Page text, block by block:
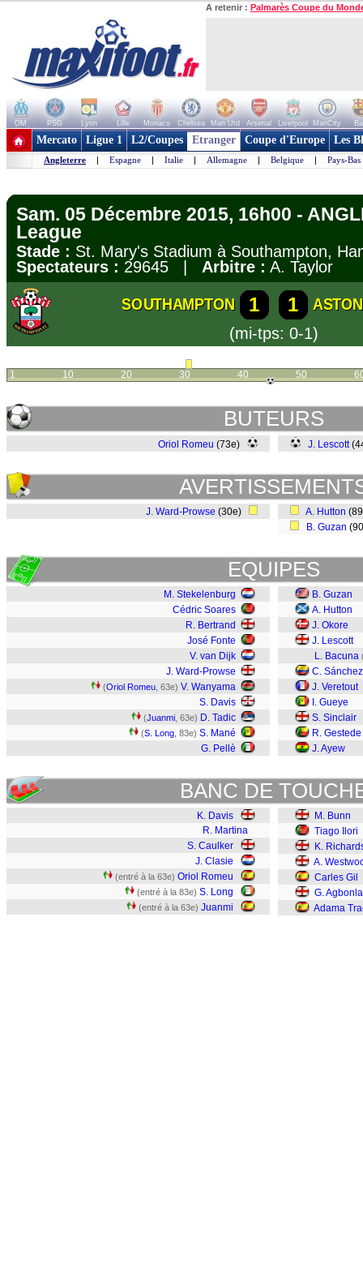
A retenir : Palmarès Coupe du
OM PSG Lyon Lille Monaco Chelsea Man Utd Arsenal Liverpool ManCity
+ de clubs
Mercato Ligue 1 L2/Coupes Etranger Coupe d'Europe Les
Angleterre | Espagne | Italie | Allemagne | Belgique | Pays-Bas
Sam. 05 Décembre 2015, 16h00 -
League
Stade : St. Mary's Stadium à Southampton,
Spectateurs : 29645 | Arbitre : A. Taylor
SOUTHAMPTON 1 1
(mi-tps: 0-1)
1 10 20 30 40 50
BUTEURS
Oriol Romeu (73e) J. Lescott
J. Ward-Prowse (30e) A. Hutton
B. Guzan
EQUIPES
M. Stekelenburg
Cédric Soares
R. Bertrand
José Fonte
V. van Dijk
J. Ward-Prowse
(Oriol Romeu , 63e) V. Wanyama
S. Davis
(Juanmi , 63e) D. Tadic
(S. Long , 83e) S. Mané
G. Pellè
B. Guzan
A. Hutton
J. Okore
J. Lescott
L. Bacuna
C. Sánchez
J. Veretout
I. Gueye
S. Sinclair
R. Gestede
J. Ayew
BANC DE
K. Davis
R. Martina
S. Caulker
J. Clasie
(entré à la 63e) Oriol Romeu
(entré à la 83e) S. Long
(entré à la 63e) Juanmi
M. Bunn
Tiago Ilori
K.
A.
Carles Gil
G.
Adama